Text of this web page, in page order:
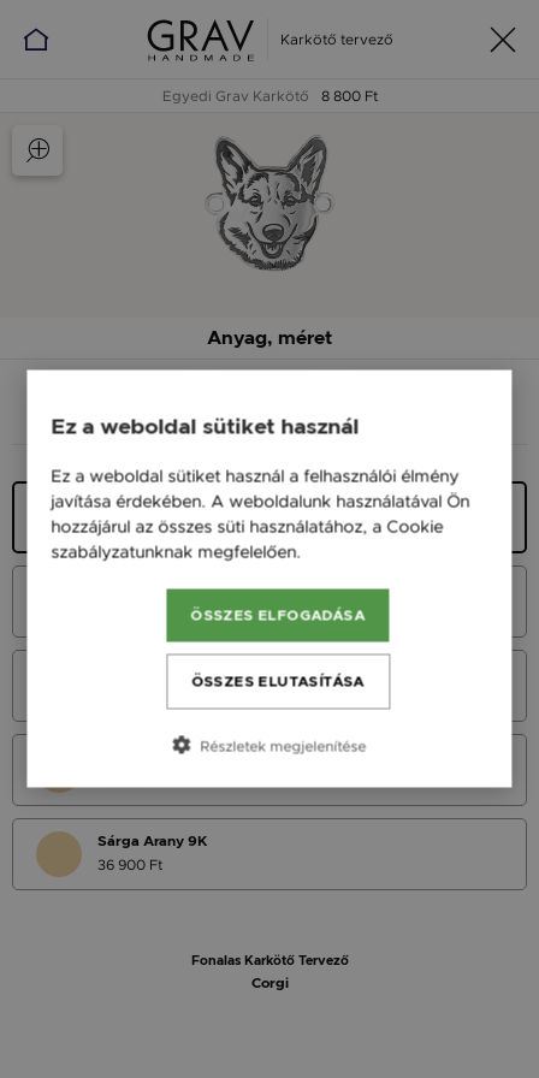
Karkötő tervező
Egyedi Grav Karkötő 8 800 Ft
Anyag, méret
ANYAG (SZÍN) MÉRET
Ezüst 925
9 900 Ft
Vörös Arany 14K
Fehér Arany 14K
Sárga Arany 14K
Sárga Arany 9K
36 900 Ft
Fonalas Karkötő Tervező
Corgi
Ez a weboldal sütiket használ
Ez a weboldal sütiket használ a felhasználói élmény
javítása érdekében. A weboldalunk használatával Ön
hozzájárul az összes süti használatához, a Cookie
szabályzatunknak megfelelően.
ÖSSZES ELFOGADÁSA
ÖSSZES ELUTASÍTÁSA
Részletek megjelenítése